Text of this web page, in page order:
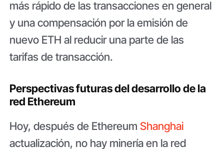
más rápido de las transacciones en general
y una compensación por la emisión de
nuevo ETH al reducir una parte de las
tarifas de transacción.
Perspectivas futuras del desarrollo de la
red Ethereum
Hoy, después de EthereumShanghai
actualización, no hay minería en la red